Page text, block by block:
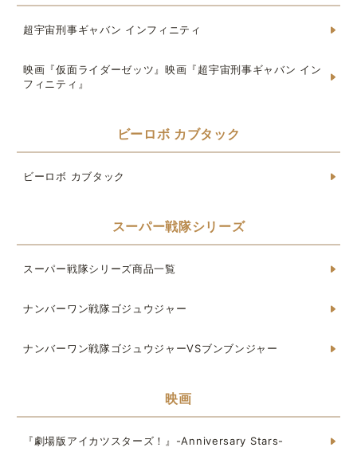
超宇宙刑事ギャバン インフィニティ
映画『仮面ライダーゼッツ』映画『超宇宙刑事ギャバン イン
フィニティ』
ビーロボ カブタック
ビーロボ カブタック
スーパー戦隊シリーズ
スーパー戦隊シリーズ商品一覧
ナンバーワン戦隊ゴジュウジャー
ナンバーワン戦隊ゴジュウジャーVSブンブンジャー
映画
『劇場版アイカツスターズ！』-Anniversary Stars-